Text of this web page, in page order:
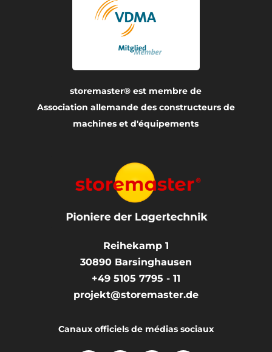
storemaster® est membre de
Association allemande des constructeurs de
machines et d'équipements
Reihekamp 1
30890 Barsinghausen
+49 5105 7795 - 11
projekt@storemaster.de
Canaux officiels de médias sociaux